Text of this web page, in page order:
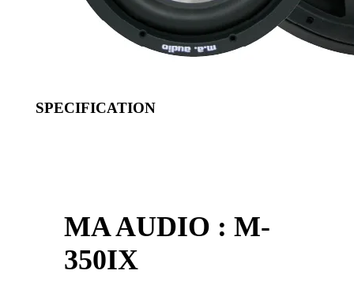
SPECIFICATION
MA AUDIO : M-
350IX